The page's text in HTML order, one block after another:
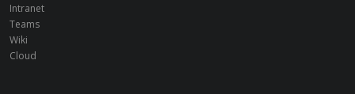
Intranet
Teams
Wiki
Cloud